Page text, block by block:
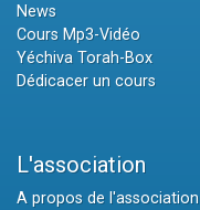
News
Cours Mp3-Vidéo
Yéchiva Torah-Box
Dédicacer un cours
L'association
A propos de l'association